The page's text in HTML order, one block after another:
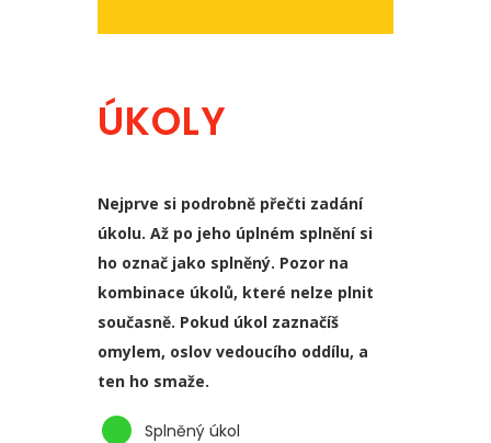
ÚKOLY
Nejprve si podrobně přečti zadání
úkolu. Až po jeho úplném splnění si
ho označ jako splněný. Pozor na
kombinace úkolů, které nelze plnit
současně. Pokud úkol zaznačíš
omylem, oslov vedoucího oddílu, a
ten ho smaže.
Splněný úkol